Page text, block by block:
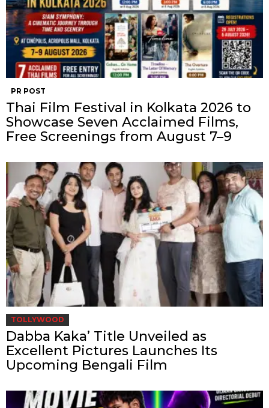
PR POST
Thai Film Festival in Kolkata 2026 to
Showcase Seven Acclaimed Films,
Free Screenings from August 7–9
TOLLYWOOD
Dabba Kaka’ Title Unveiled as
Excellent Pictures Launches Its
Upcoming Bengali Film